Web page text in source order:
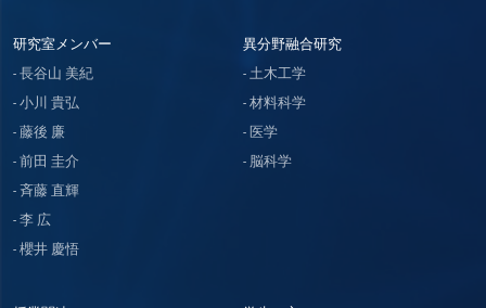
研究室メンバー
長谷山 美紀
小川 貴弘
藤後 廉
前田 圭介
斉藤 直輝
李 広
櫻井 慶悟
異分野融合研究
土木工学
材料科学
医学
脳科学